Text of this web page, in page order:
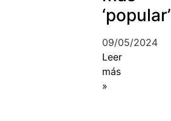
‘popular’
09/05/2024
Leer
más
»